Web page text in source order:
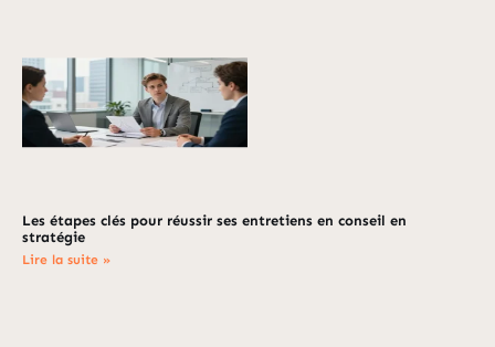
Les étapes clés pour réussir ses entretiens en conseil en
stratégie
Lire la suite »